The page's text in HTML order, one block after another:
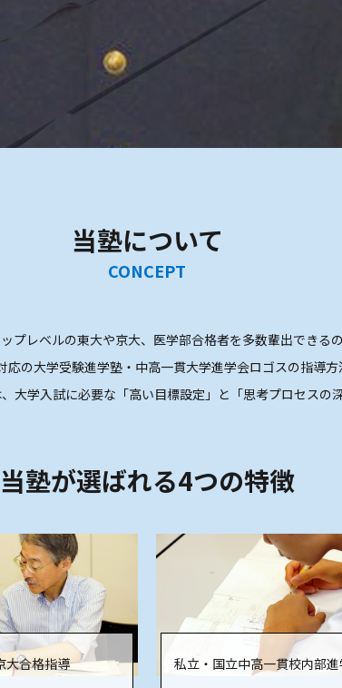
当塾について
CONCEPT
プレベルの東大や京大、医学部合格者を多数輩出できる
の大学受験進学塾・中高一貫大学進学会ロゴスの指導方
大学入試に必要な「高い目標設定」と「思考プロセスの
当塾が選ばれる4つの特徴
大合格指導 私立・国立中高一貫校内部進